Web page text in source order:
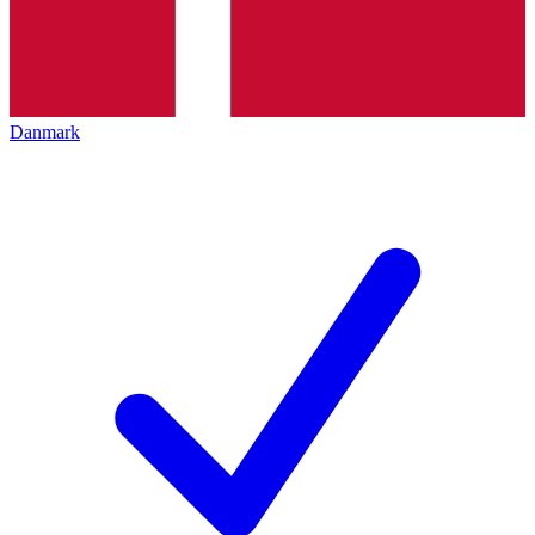
Danmark